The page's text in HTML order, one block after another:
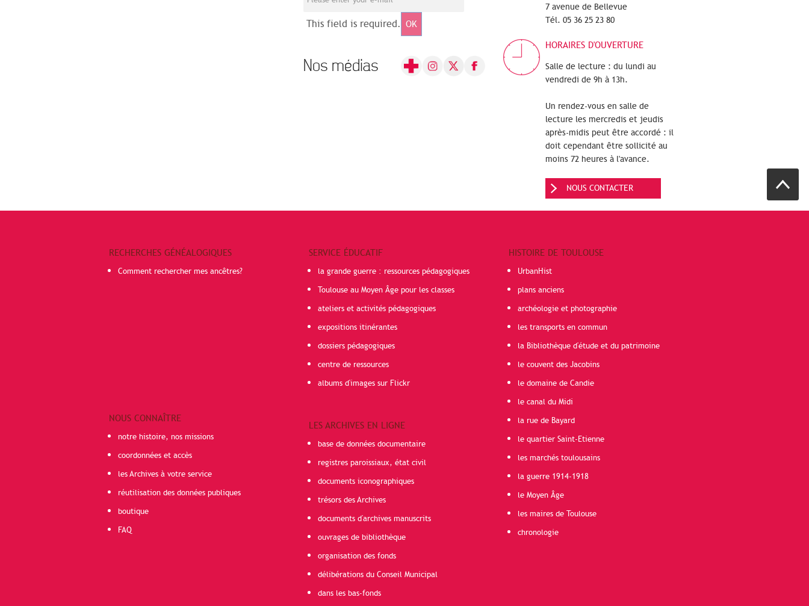
This field is required. OK
Nos médias
7 avenue de Bellevue
Tél. 05 36 25 23 80
HORAIRES D'OUVERTURE
Salle de lecture : du lundi au
vendredi de 9h à 13h.
Un rendez-vous en salle de
lecture les mercredis et jeudis
après-midis peut être accordé : il
doit cependant être sollicité au
moins 72 heures à l'avance.
NOUS CONTACTER
RECHERCHES GÉNÉALOGIQUES
Comment rechercher mes ancêtres?
NOUS CONNAÎTRE
notre histoire, nos missions
coordonnées et accès
les Archives à votre service
réutilisation des données publiques
boutique
FAQ
SERVICE ÉDUCATIF
la grande guerre : ressources pédagogiques
Toulouse au Moyen Âge pour les classes
ateliers et activités pédagogiques
expositions itinérantes
dossiers pédagogiques
centre de ressources
albums d'images sur Flickr
LES ARCHIVES EN LIGNE
base de données documentaire
registres paroissiaux, état civil
documents iconographiques
trésors des Archives
documents d'archives manuscrits
ouvrages de bibliothèque
organisation des fonds
délibérations du Conseil Municipal
dans les bas-fonds
HISTOIRE DE TOULOUSE
UrbanHist
plans anciens
archéologie et photographie
les transports en commun
la Bibliothèque d'étude et du patrimoine
le couvent des Jacobins
le domaine de Candie
le canal du Midi
la rue de Bayard
le quartier Saint-Etienne
les marchés toulousains
la guerre 1914-1918
le Moyen Âge
les maires de Toulouse
chronologie